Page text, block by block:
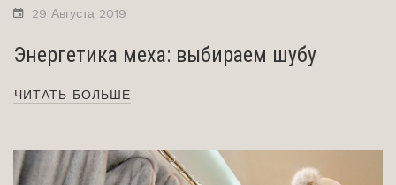
29 Августа 2019
Энергетика меха: выбираем шубу
ЧИТАТЬ БОЛЬШЕ